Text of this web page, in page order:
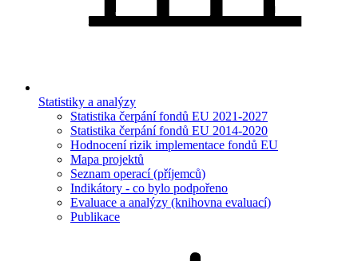
Statistiky a analýzy
Statistika čerpání fondů EU 2021-2027
Statistika čerpání fondů EU 2014-2020
Hodnocení rizik implementace fondů EU
Mapa projektů
Seznam operací (příjemců)
Indikátory - co bylo podpořeno
Evaluace a analýzy (knihovna evaluací)
Publikace